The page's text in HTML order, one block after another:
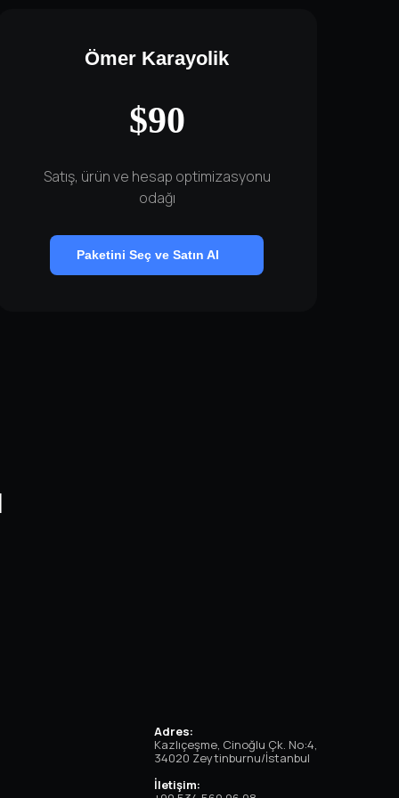
Ömer Karayolik
$90
Satış, ürün ve hesap optimizasyonu
odağı
Paketini Seç ve Satın Al
Adres:
Kazlıçeşme, Cinoğlu Çk. No:4,
34020 Zeytinburnu/İstanbul
İletişim: